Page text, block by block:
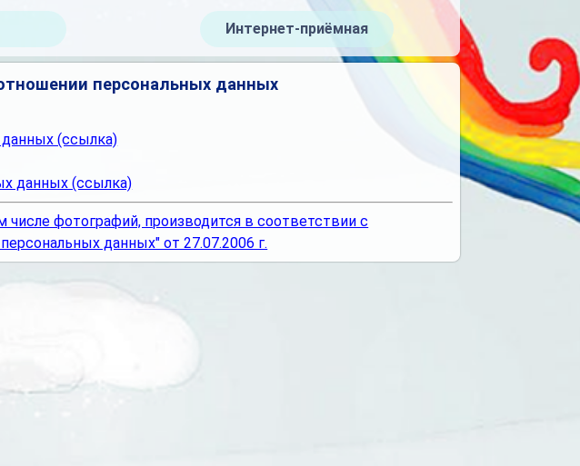
Интернет-приёмная
персональных данных
(ссылка)
данных (ссылка)
фотографий, производится в соответствии с
данных" от 27.07.2006 г.